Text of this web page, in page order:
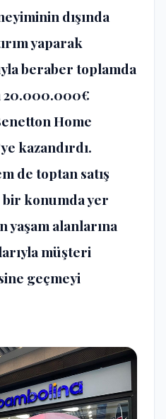
dışında
yaparak
beraber toplamda
20.000.000€
Home
kazandırdı.
de toptan satış
konumda yer
yaşam alanlarına
müşteri
geçmeyi